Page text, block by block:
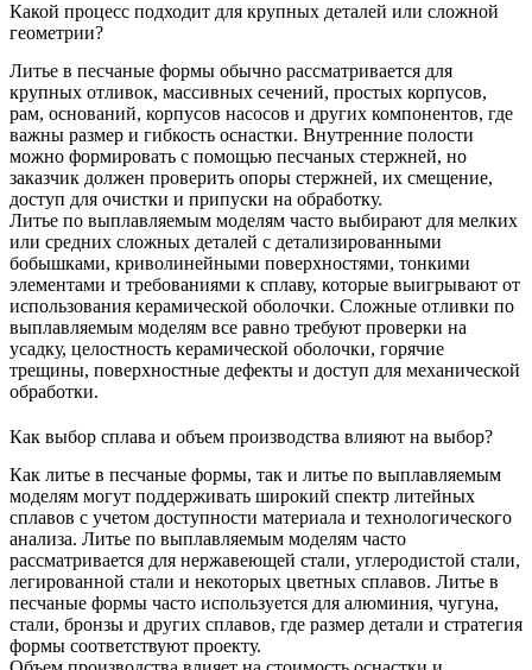
Какой процесс подходит для крупных деталей или сложной
геометрии?
Литье в песчаные формы обычно рассматривается для
крупных отливок, массивных сечений, простых корпусов,
рам, оснований, корпусов насосов и других компонентов, где
важны размер и гибкость оснастки. Внутренние полости
можно формировать с помощью песчаных стержней, но
заказчик должен проверить опоры стержней, их смещение,
доступ для очистки и припуски на обработку.
Литье по выплавляемым моделям часто выбирают для мелких
или средних сложных деталей с детализированными
бобышками, криволинейными поверхностями, тонкими
элементами и требованиями к сплаву, которые выигрывают от
использования керамической оболочки. Сложные отливки по
выплавляемым моделям все равно требуют проверки на
усадку, целостность керамической оболочки, горячие
трещины, поверхностные дефекты и доступ для механической
обработки.
Как выбор сплава и объем производства влияют на выбор?
Как литье в песчаные формы, так и литье по выплавляемым
моделям могут поддерживать широкий спектр литейных
сплавов с учетом доступности материала и технологического
анализа. Литье по выплавляемым моделям часто
рассматривается для нержавеющей стали, углеродистой стали,
легированной стали и некоторых цветных сплавов. Литье в
песчаные формы часто используется для алюминия, чугуна,
стали, бронзы и других сплавов, где размер детали и стратегия
формы соответствуют проекту.